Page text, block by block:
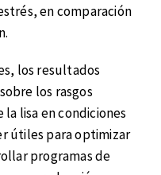
en comparación
los resultados
los rasgos
lisa en condiciones
útiles para optimizar
programas de